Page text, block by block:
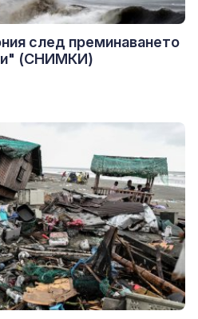
след преминаването
(СНИМКИ)